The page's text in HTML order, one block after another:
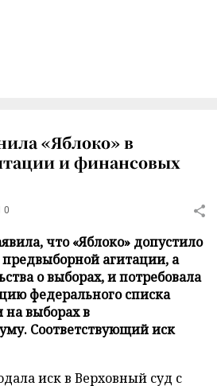
«Яблоко» в
и финансовых
0
что «Яблоко» допустило
агитации, а
о выборах, и потребовала
федерального списка
выборах в
Соответствующий иск
иск в Верховный суд с